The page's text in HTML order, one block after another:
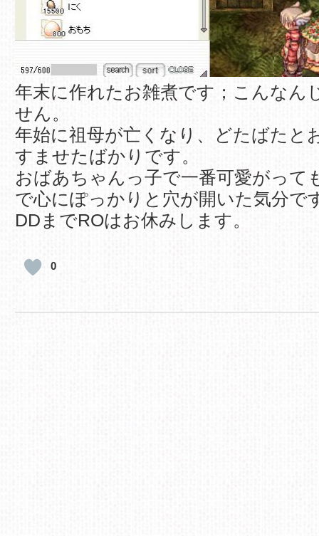
年末に作れたお雑煮です；こんなん
せん。
年始に祖母が亡くなり、どたばたと
すませたばかりです。
おばあちゃんっ子で一番可愛がって
で心にぽっかりと穴が開いた気分で
DDまでROはお休みします。
0